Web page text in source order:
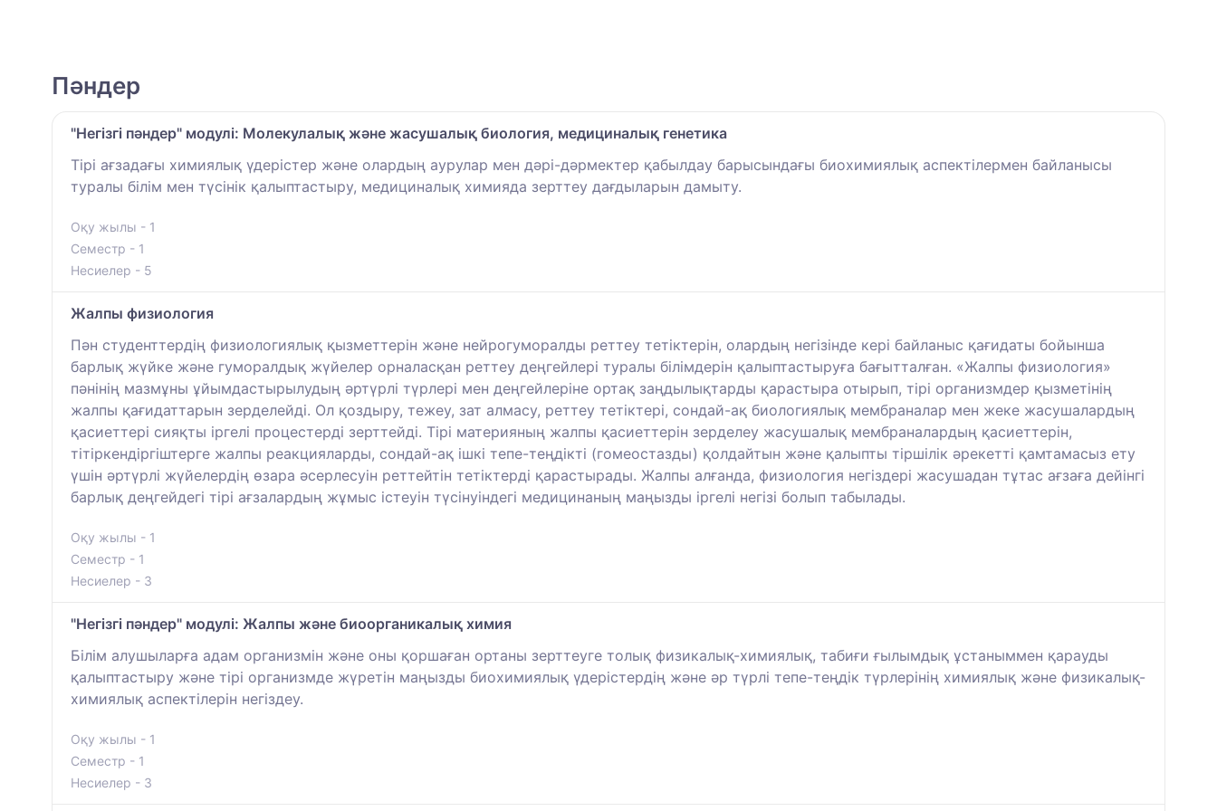
Пәндер
"Негізгі пәндер" модулі: Молекулалық және жасушалық биология, медициналық генетика
Тірі ағзадағы химиялық үдерістер және олардың аурулар мен дәрі-дәрмектер қабылдау барысындағы биохимиялық аспектілермен байланысы
туралы білім мен түсінік қалыптастыру, медициналық химияда зерттеу дағдыларын дамыту.
Оқу жылы - 1
Семестр - 1
Несиелер - 5
Жалпы физиология
Пән студенттердің физиологиялық қызметтерін және нейрогуморалды реттеу тетіктерін, олардың негізінде кері байланыс қағидаты бойынша
барлық жүйке және гуморалдық жүйелер орналасқан реттеу деңгейлері туралы білімдерін қалыптастыруға бағытталған. «Жалпы физиология»
пәнінің мазмұны ұйымдастырылудың әртүрлі түрлері мен деңгейлеріне ортақ заңдылықтарды қарастыра отырып, тірі организмдер қызметінің
жалпы қағидаттарын зерделейді. Ол қоздыру, тежеу, зат алмасу, реттеу тетіктері, сондай-ақ биологиялық мембраналар мен жеке жасушалардың
қасиеттері сияқты іргелі процестерді зерттейді. Тірі материяның жалпы қасиеттерін зерделеу жасушалық мембраналардың қасиеттерін,
тітіркендіргіштерге жалпы реакцияларды, сондай-ақ ішкі тепе-теңдікті (гомеостазды) қолдайтын және қалыпты тіршілік әрекетті қамтамасыз ету
үшін әртүрлі жүйелердің өзара әсерлесуін реттейтін тетіктерді қарастырады. Жалпы алғанда, физиология негіздері жасушадан тұтас ағзаға дейінгі
барлық деңгейдегі тірі ағзалардың жұмыс істеуін түсінуіндегі медицинаның маңызды іргелі негізі болып табылады.
Оқу жылы - 1
Семестр - 1
Несиелер - 3
"Негізгі пәндер" модулі: Жалпы және биоорганикалық химия
Білім алушыларға адам организмін және оны қоршаған ортаны зерттеуге толық физикалық-химиялық, табиғи ғылымдық ұстаныммен қарауды
қалыптастыру және тірі организмде жүретін маңызды биохимиялық үдерістердің және әр түрлі тепе-теңдік түрлерінің химиялық және физикалық-
химиялық аспектілерін негіздеу.
Оқу жылы - 1
Семестр - 1
Несиелер - 3